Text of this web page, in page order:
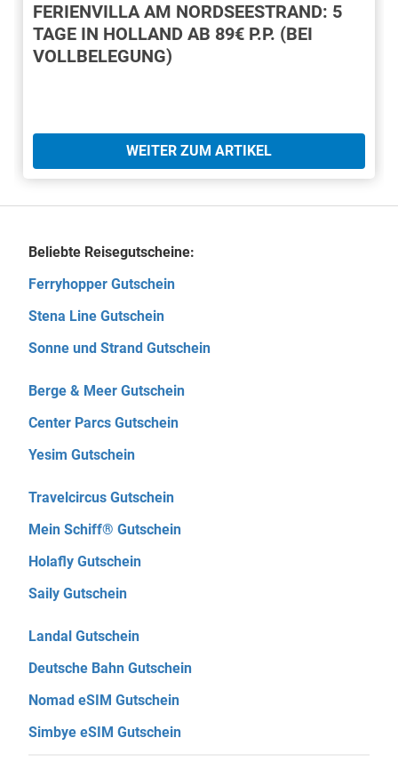
FERIENVILLA AM NORDSEESTRAND: 5
TAGE IN HOLLAND AB 89€ P.P. (BEI
VOLLBELEGUNG)
WEITER ZUM ARTIKEL
Beliebte Reisegutscheine:
Ferryhopper Gutschein
Stena Line Gutschein
Sonne und Strand Gutschein
Berge & Meer Gutschein
Center Parcs Gutschein
Yesim Gutschein
Travelcircus Gutschein
Mein Schiff® Gutschein
Holafly Gutschein
Saily Gutschein
Landal Gutschein
Deutsche Bahn Gutschein
Nomad eSIM Gutschein
Simbye eSIM Gutschein